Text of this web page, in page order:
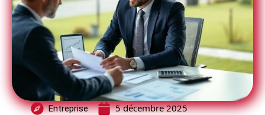
Entreprise 5 décembre 2025